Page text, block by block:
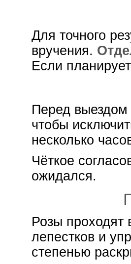
Для точного
вручения.
Если
Перед выездом
чтобы
несколько
Чёткое
ожидался.
Розы проходят
лепестков и
степенью